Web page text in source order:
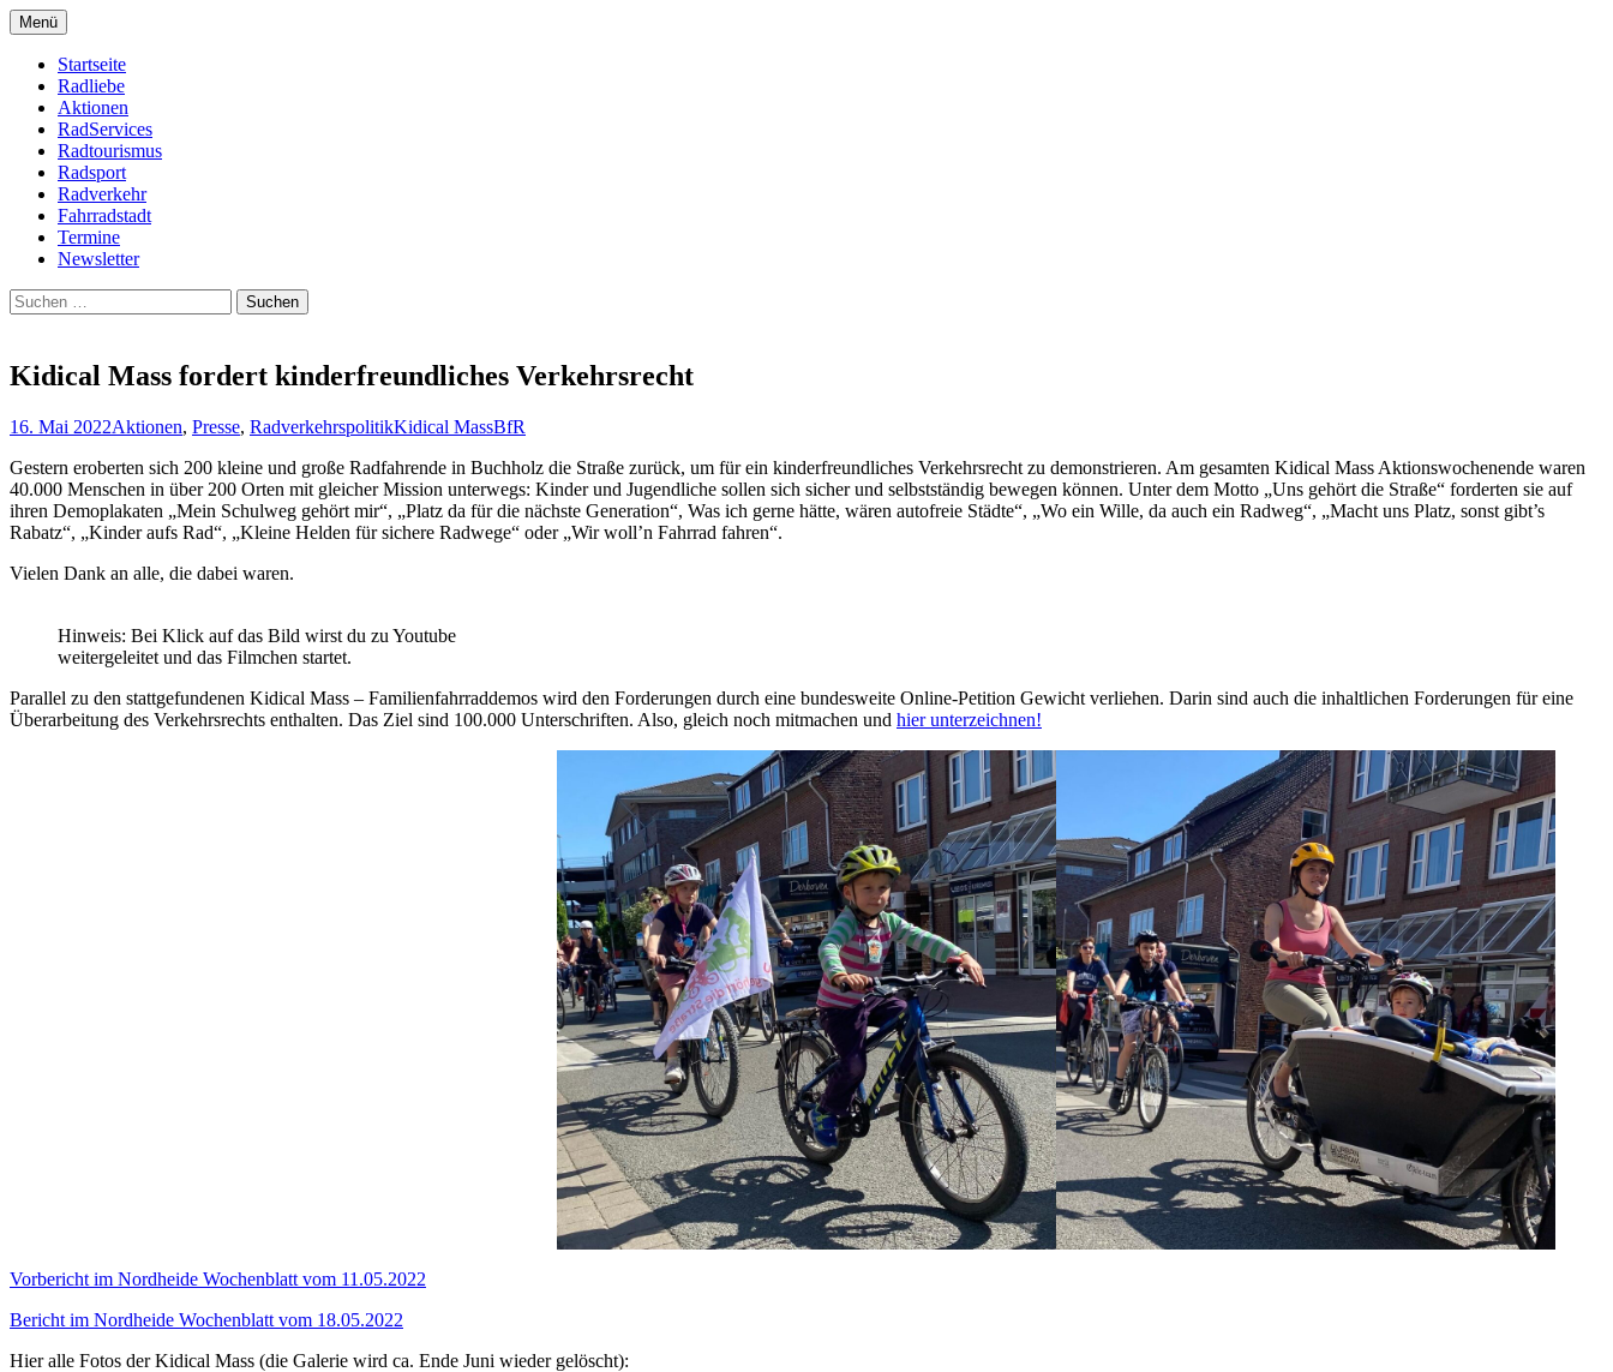
Zum
Inhalt
springen
Buchholz fährt Rad e.V.
Menü
Startseite
Radliebe
Aktionen
RadServices
Radtourismus
Radsport
Radverkehr
Fahrradstadt
Termine
Newsletter
Suchen
nach:
Kidical Mass fordert kinderfreundliches Verkehrsrecht
16. Mai 2022Aktionen, Presse, RadverkehrspolitikKidical MassBfR
Gestern eroberten sich 200 kleine und große Radfahrende in Buchholz die Straße zurück, um für ein kinderfreundliches Verkehrsrecht zu demonstrieren. Am gesamten Kidical Mass Aktionswochenende waren
40.000 Menschen in über 200 Orten mit gleicher Mission unterwegs: Kinder und Jugendliche sollen sich sicher und selbstständig bewegen können. Unter dem Motto „Uns gehört die Straße“ forderten sie auf
ihren Demoplakaten „Mein Schulweg gehört mir“, „Platz da für die nächste Generation“, Was ich gerne hätte, wären autofreie Städte“, „Wo ein Wille, da auch ein Radweg“, „Macht uns Platz, sonst gibt’s
Rabatz“, „Kinder aufs Rad“, „Kleine Helden für sichere Radwege“ oder „Wir woll’n Fahrrad fahren“.
Vielen Dank an alle, die dabei waren.
Hinweis: Bei Klick auf das Bild wirst du zu Youtube
weitergeleitet und das Filmchen startet.
Parallel zu den stattgefundenen Kidical Mass – Familienfahrraddemos wird den Forderungen durch eine bundesweite Online-Petition Gewicht verliehen. Darin sind auch die inhaltlichen Forderungen für eine
Überarbeitung des Verkehrsrechts enthalten. Das Ziel sind 100.000 Unterschriften. Also, gleich noch mitmachen und hier unterzeichnen!
Vorbericht im Nordheide Wochenblatt vom 11.05.2022
Bericht im Nordheide Wochenblatt vom 18.05.2022
Hier alle Fotos der Kidical Mass (die Galerie wird ca. Ende Juni wieder gelöscht):